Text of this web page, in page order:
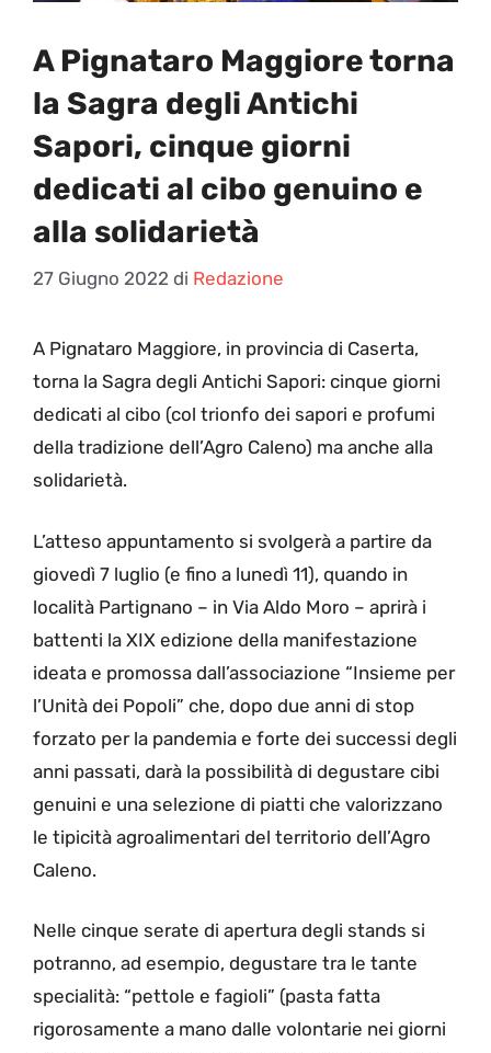
A Pignataro Maggiore torna
la Sagra degli Antichi
Sapori, cinque giorni
dedicati al cibo genuino e
alla solidarietà
27 Giugno 2022 di Redazione
A Pignataro Maggiore, in provincia di Caserta,
torna la Sagra degli Antichi Sapori: cinque giorni
dedicati al cibo (col trionfo dei sapori e profumi
della tradizione dell’Agro Caleno) ma anche alla
solidarietà.
L’atteso appuntamento si svolgerà a partire da
giovedì 7 luglio (e fino a lunedì 11), quando in
località Partignano – in Via Aldo Moro – aprirà i
battenti la XIX edizione della manifestazione
ideata e promossa dall’associazione “Insieme per
l’Unità dei Popoli” che, dopo due anni di stop
forzato per la pandemia e forte dei successi degli
anni passati, darà la possibilità di degustare cibi
genuini e una selezione di piatti che valorizzano
le tipicità agroalimentari del territorio dell’Agro
Caleno.
Nelle cinque serate di apertura degli stands si
potranno, ad esempio, degustare tra le tante
specialità: “pettole e fagioli” (pasta fatta
rigorosamente a mano dalle volontarie nei giorni